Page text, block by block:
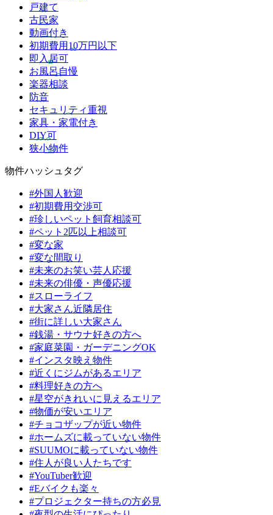
戸建て
古民家
動画付き
初期費用10万円以下
即入居可
お風呂自慢
楽器相談
防音
セキュリティ重視
家具・家電付き
DIY可
狭小物件
物件ハッシュタグ
#外国人歓迎
#初期費用交渉可
#珍しいペット飼育相談可
#ペット2匹以上相談可
#変な家
#変な間取り
#未来のお笑い芸人応援
#未来の俳優・声優応援
#スローライフ
#大家さん近隣居住
#街に詳しい大家さん
#銭湯・サウナ好きの方へ
#家庭菜園・ガーデニングOK
#インスタ映え物件
#近くにジムがあるエリア
#料理好きの方へ
#星空がきれいに見えるエリア
#物価が安いエリア
#チョコザップが近い物件
#ホームズに載っていない物件
#SUUMOに載っていない物件
#住人が良い人たちです
#YouTuber歓迎
#Eバイクも楽々
#プロジェクター持ちの方必見